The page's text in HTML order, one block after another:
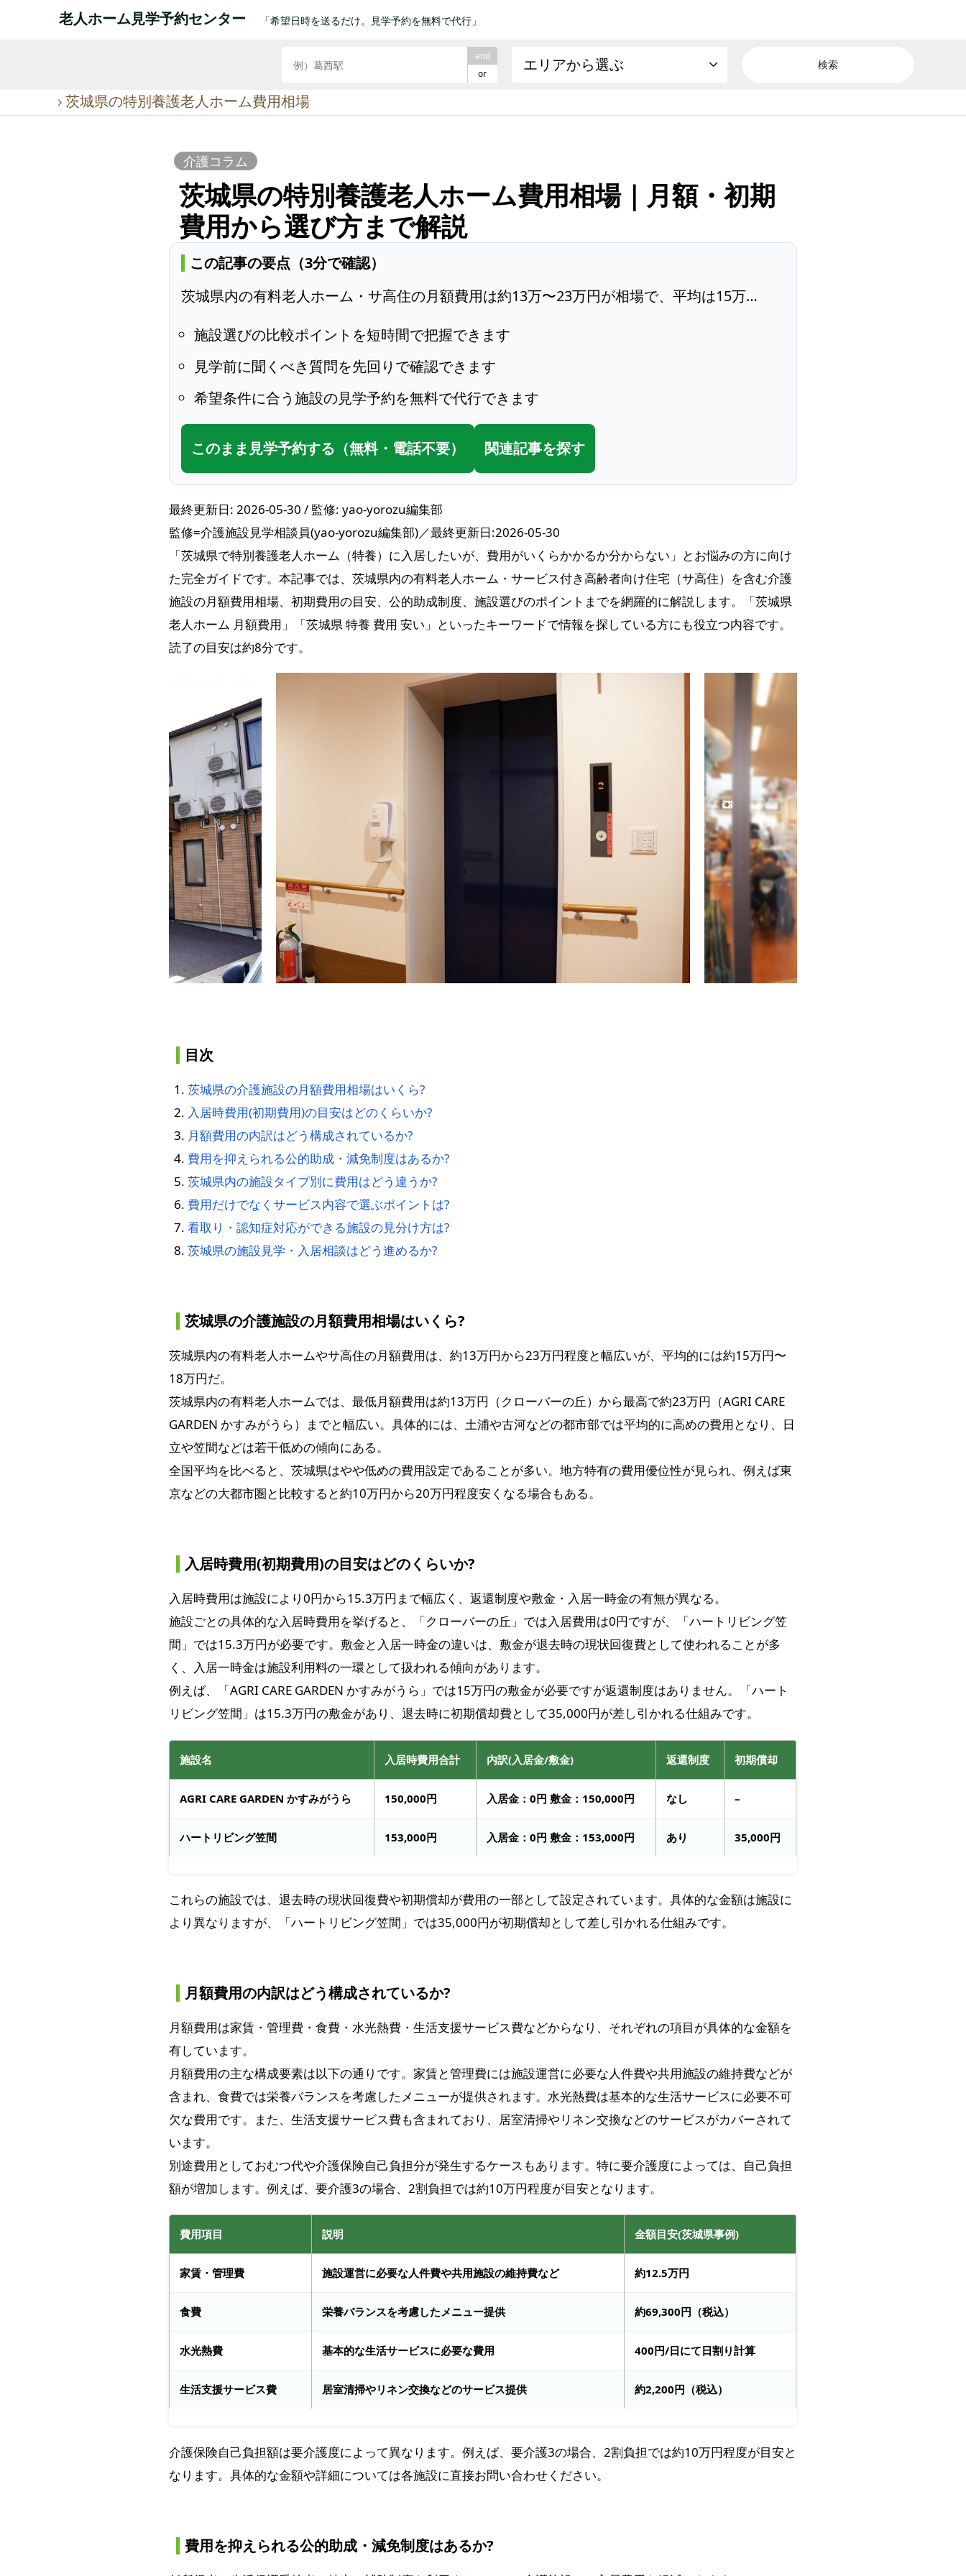
老人ホーム見学予約センター 「希望日時を送るだけ。見学予約を無料で代行」
and
or
エリアから選ぶ
茨城県の特別養護老人ホーム費用相場
介護コラム
茨城県の特別養護老人ホーム費用相場｜月額・初期
費用から選び方まで解説
この記事の要点（3分で確認）
茨城県内の有料老人ホーム・サ高住の月額費用は約13万〜23万円が相場で、平均は15万…
施設選びの比較ポイントを短時間で把握できます
見学前に聞くべき質問を先回りで確認できます
希望条件に合う施設の見学予約を無料で代行できます
このまま見学予約する（無料・電話不要） 関連記事を探す
最終更新日: 2026-05-30 / 監修: yao-yorozu編集部
監修=介護施設見学相談員(yao-yorozu編集部)／最終更新日:2026-05-30
「茨城県で特別養護老人ホーム（特養）に入居したいが、費用がいくらかかるか分からない」とお悩みの方に向け
た完全ガイドです。本記事では、茨城県内の有料老人ホーム・サービス付き高齢者向け住宅（サ高住）を含む介護
施設の月額費用相場、初期費用の目安、公的助成制度、施設選びのポイントまでを網羅的に解説します。「茨城県
老人ホーム 月額費用」「茨城県 特養 費用 安い」といったキーワードで情報を探している方にも役立つ内容です。
読了の目安は約8分です。
目次
茨城県の介護施設の月額費用相場はいくら?
入居時費用(初期費用)の目安はどのくらいか?
月額費用の内訳はどう構成されているか?
費用を抑えられる公的助成・減免制度はあるか?
茨城県内の施設タイプ別に費用はどう違うか?
費用だけでなくサービス内容で選ぶポイントは?
看取り・認知症対応ができる施設の見分け方は?
茨城県の施設見学・入居相談はどう進めるか?
茨城県の介護施設の月額費用相場はいくら?
茨城県内の有料老人ホームやサ高住の月額費用は、約13万円から23万円程度と幅広いが、平均的には約15万円〜
18万円だ。
茨城県内の有料老人ホームでは、最低月額費用は約13万円（クローバーの丘）から最高で約23万円（AGRI CARE
GARDEN かすみがうら）までと幅広い。具体的には、土浦や古河などの都市部では平均的に高めの費用となり、日
立や笠間などは若干低めの傾向にある。
全国平均を比べると、茨城県はやや低めの費用設定であることが多い。地方特有の費用優位性が見られ、例えば東
京などの大都市圏と比較すると約10万円から20万円程度安くなる場合もある。
入居時費用(初期費用)の目安はどのくらいか?
入居時費用は施設により0円から15.3万円まで幅広く、返還制度や敷金・入居一時金の有無が異なる。
施設ごとの具体的な入居時費用を挙げると、「クローバーの丘」では入居費用は0円ですが、「ハートリビング笠
間」では15.3万円が必要です。敷金と入居一時金の違いは、敷金が退去時の現状回復費として使われることが多
く、入居一時金は施設利用料の一環として扱われる傾向があります。
例えば、「AGRI CARE GARDEN かすみがうら」では15万円の敷金が必要ですが返還制度はありません。「ハート
リビング笠間」は15.3万円の敷金があり、退去時に初期償却費として35,000円が差し引かれる仕組みです。
施設名 入居時費用合計 内訳(入居金/敷金) 返還制度 初期償却
AGRI CARE GARDEN かすみがうら 150,000円 入居金：0円 敷金：150,000円 なし –
ハートリビング笠間 153,000円 入居金：0円 敷金：153,000円 あり 35,000円
これらの施設では、退去時の現状回復費や初期償却が費用の一部として設定されています。具体的な金額は施設に
より異なりますが、「ハートリビング笠間」では35,000円が初期償却として差し引かれる仕組みです。
月額費用の内訳はどう構成されているか?
月額費用は家賃・管理費・食費・水光熱費・生活支援サービス費などからなり、それぞれの項目が具体的な金額を
有しています。
月額費用の主な構成要素は以下の通りです。家賃と管理費には施設運営に必要な人件費や共用施設の維持費などが
含まれ、食費では栄養バランスを考慮したメニューが提供されます。水光熱費は基本的な生活サービスに必要不可
欠な費用です。また、生活支援サービス費も含まれており、居室清掃やリネン交換などのサービスがカバーされて
います。
別途費用としておむつ代や介護保険自己負担分が発生するケースもあります。特に要介護度によっては、自己負担
額が増加します。例えば、要介護3の場合、2割負担では約10万円程度が目安となります。
費用項目 説明 金額目安(茨城県事例)
家賃・管理費 施設運営に必要な人件費や共用施設の維持費など 約12.5万円
食費 栄養バランスを考慮したメニュー提供 約69,300円（税込）
水光熱費 基本的な生活サービスに必要な費用 400円/日にて日割り計算
生活支援サービス費 居室清掃やリネン交換などのサービス提供 約2,200円（税込）
介護保険自己負担額は要介護度によって異なります。例えば、要介護3の場合、2割負担では約10万円程度が目安と
なります。具体的な金額や詳細については各施設に直接お問い合わせください。
費用を抑えられる公的助成・減免制度はあるか?